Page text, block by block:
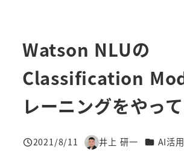
Watson NLUの
Classification
レーニングをやっ
投稿日
2021/8/11
著
井上 研一 カテゴリ
AI活